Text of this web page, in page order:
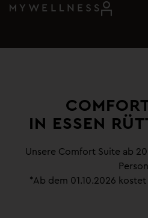
IN ESSEN
Unsere Comfort Suite ab
*Ab dem 01.10.2026